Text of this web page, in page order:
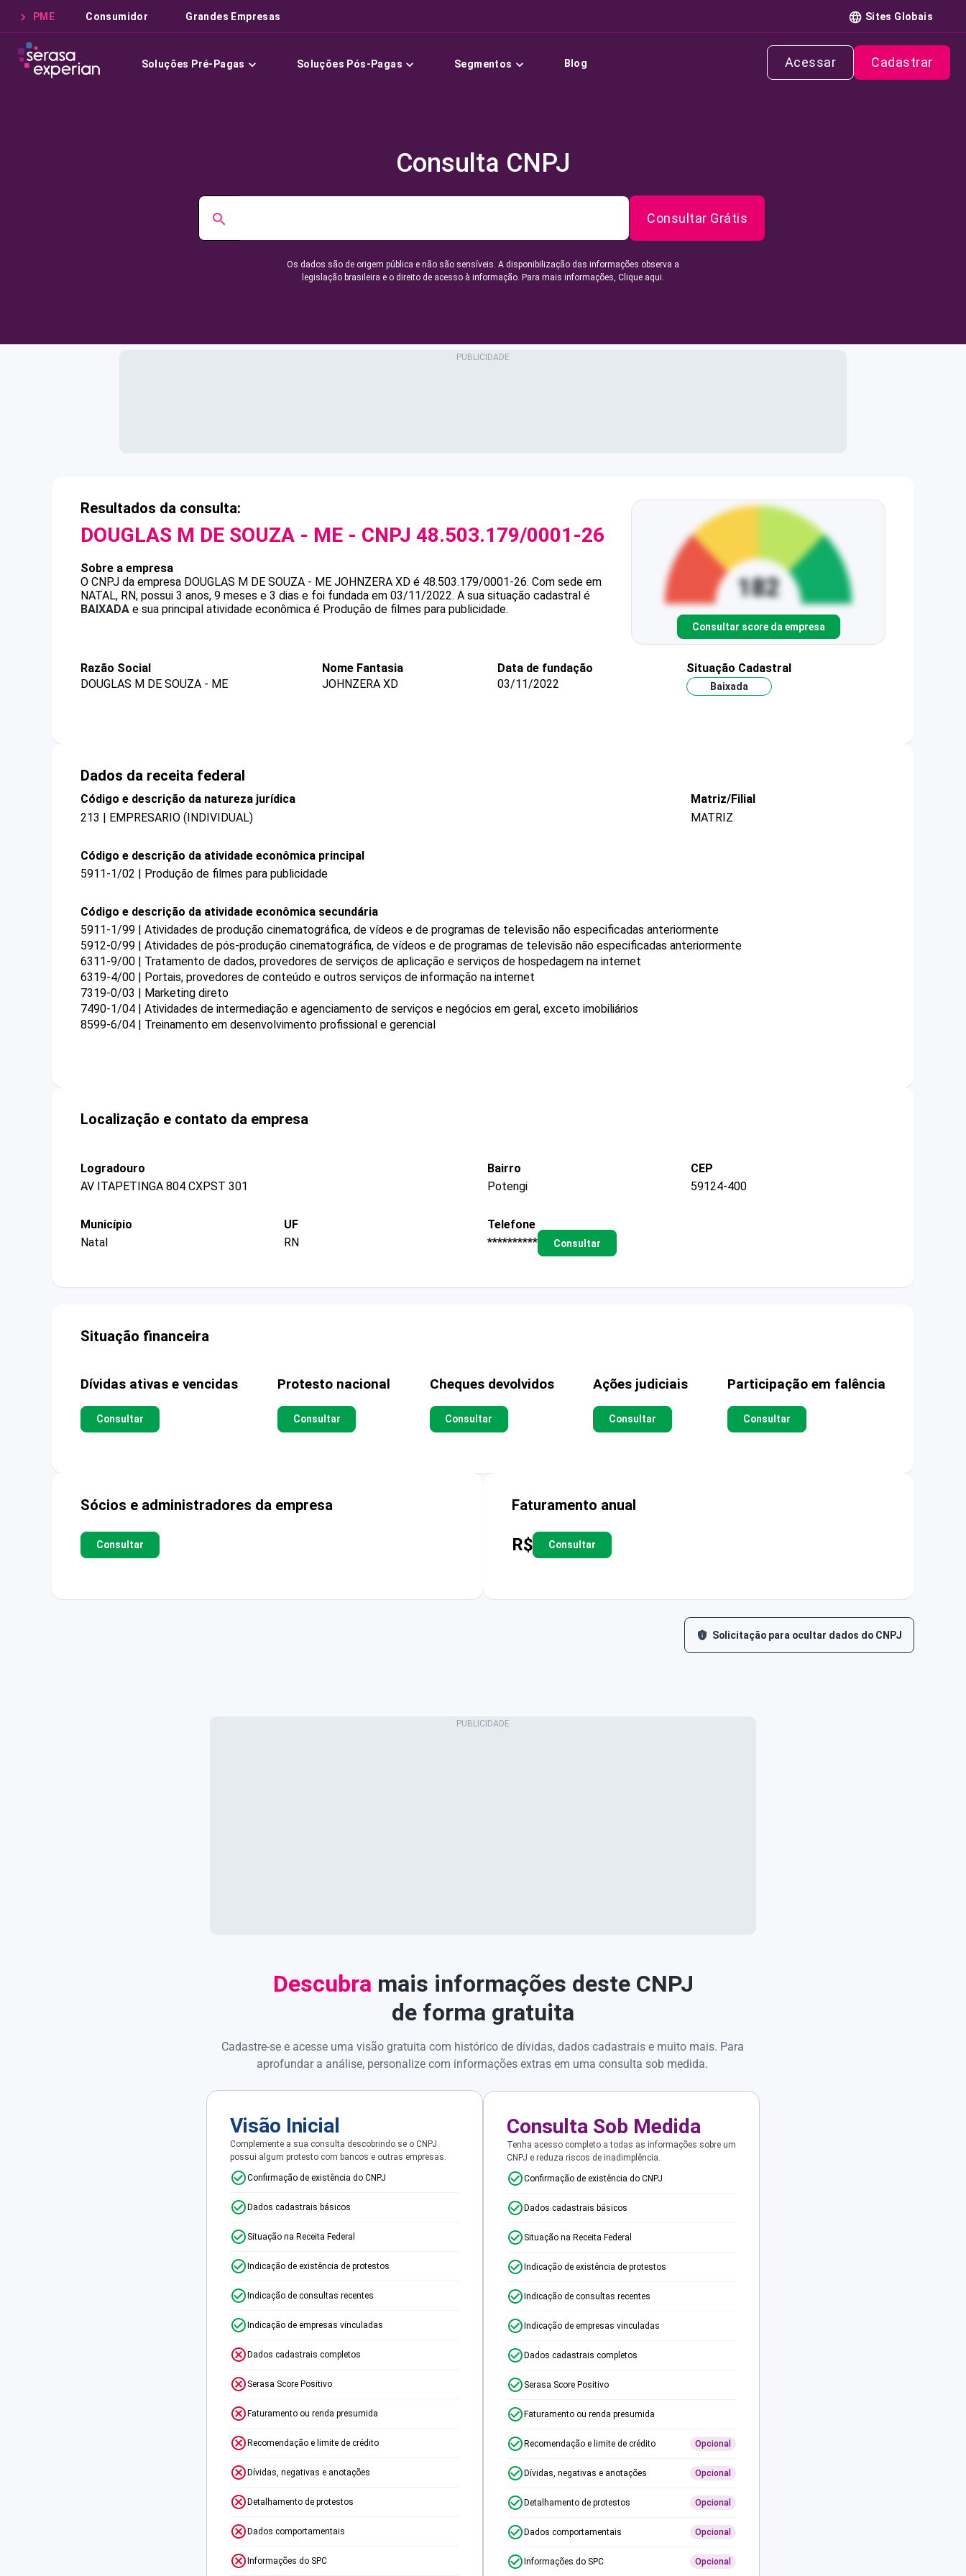
PME Consumidor Grandes Empresas Sites Globais
Soluções Pré-Pagas Soluções Pós-Pagas Segmentos Blog Acessar Cadastrar
Consulta CNPJ
Consultar Grátis
Os dados são de origem pública e não são sensíveis. A disponibilização das informações observa a
legislação brasileira e o direito de acesso à informação. Para mais informações, Clique aqui.
Resultados da consulta:
DOUGLAS M DE SOUZA - ME - CNPJ 48.503.179/0001-26
Sobre a empresa
O CNPJ da empresa DOUGLAS M DE SOUZA - ME JOHNZERA XD é 48.503.179/0001-26. Com sede em
NATAL, RN, possui 3 anos, 9 meses e 3 dias e foi fundada em 03/11/2022. A sua situação cadastral é
BAIXADA e sua principal atividade econômica é Produção de filmes para publicidade.
Consultar score da empresa
Razão Social
DOUGLAS M DE SOUZA - ME
Nome Fantasia
JOHNZERA XD
Data de fundação
03/11/2022
Situação Cadastral
Baixada
Dados da receita federal
Código e descrição da natureza jurídica
213 | EMPRESARIO (INDIVIDUAL)
Matriz/Filial
MATRIZ
Código e descrição da atividade econômica principal
5911-1/02 | Produção de filmes para publicidade
Código e descrição da atividade econômica secundária
5911-1/99 | Atividades de produção cinematográfica, de vídeos e de programas de televisão não especificadas anteriormente
5912-0/99 | Atividades de pós-produção cinematográfica, de vídeos e de programas de televisão não especificadas anteriormente
6311-9/00 | Tratamento de dados, provedores de serviços de aplicação e serviços de hospedagem na internet
6319-4/00 | Portais, provedores de conteúdo e outros serviços de informação na internet
7319-0/03 | Marketing direto
7490-1/04 | Atividades de intermediação e agenciamento de serviços e negócios em geral, exceto imobiliários
8599-6/04 | Treinamento em desenvolvimento profissional e gerencial
Localização e contato da empresa
Logradouro
AV ITAPETINGA 804 CXPST 301
Bairro
Potengi
CEP
59124-400
Município
Natal
UF
RN
Telefone
**********
Consultar
Situação financeira
Dívidas ativas e vencidas
Consultar
Protesto nacional
Consultar
Cheques devolvidos
Consultar
Ações judiciais
Consultar
Participação em falência
Consultar
Sócios e administradores da empresa
Consultar
Faturamento anual
R$ Consultar
Solicitação para ocultar dados do CNPJ
Descubra mais informações deste CNPJ
de forma gratuita
Cadastre-se e acesse uma visão gratuita com histórico de dívidas, dados cadastrais e muito mais. Para
aprofundar a análise, personalize com informações extras em uma consulta sob medida.
Visão Inicial
Complemente a sua consulta descobrindo se o CNPJ
possui algum protesto com bancos e outras empresas.
Confirmação de existência do CNPJ
Dados cadastrais básicos
Situação na Receita Federal
Indicação de existência de protestos
Indicação de consultas recentes
Indicação de empresas vinculadas
Dados cadastrais completos
Serasa Score Positivo
Faturamento ou renda presumida
Recomendação e limite de crédito
Dívidas, negativas e anotações
Detalhamento de protestos
Dados comportamentais
Informações do SPC
Consulta Sob Medida
Tenha acesso completo a todas as informações sobre um
CNPJ e reduza riscos de inadimplência.
Confirmação de existência do CNPJ
Dados cadastrais básicos
Situação na Receita Federal
Indicação de existência de protestos
Indicação de consultas recentes
Indicação de empresas vinculadas
Dados cadastrais completos
Serasa Score Positivo
Faturamento ou renda presumida
Recomendação e limite de crédito Opcional
Dívidas, negativas e anotações Opcional
Detalhamento de protestos Opcional
Dados comportamentais Opcional
Informações do SPC Opcional